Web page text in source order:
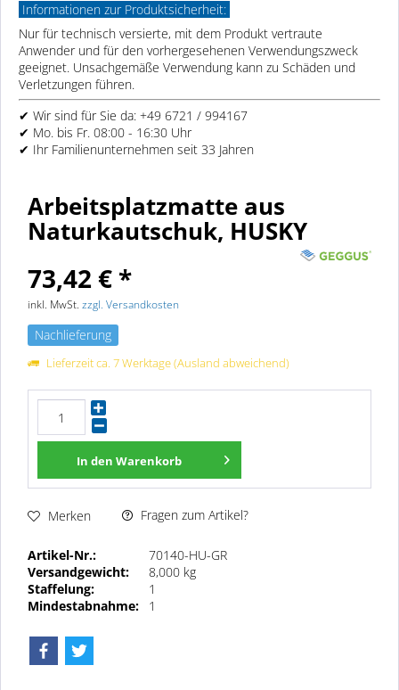
Informationen zur Produktsicherheit:
Nur für technisch versierte, mit dem Produkt vertraute
Anwender und für den vorhergesehenen Verwendungszweck
geeignet. Unsachgemäße Verwendung kann zu Schäden und
Verletzungen führen.
✔ Wir sind für Sie da: +49 6721 / 994167
✔ Mo. bis Fr. 08:00 - 16:30 Uhr
✔ Ihr Familienunternehmen seit 33 Jahren
Arbeitsplatzmatte aus
Naturkautschuk, HUSKY
73,42 € *
inkl. MwSt. zzgl. Versandkosten
Nachlieferung
Lieferzeit ca. 7 Werktage (Ausland abweichend)
In den Warenkorb
Merken Fragen zum Artikel?
Artikel-Nr.:
70140-HU-GR
Versandgewicht:
8,000 kg
Staffelung:
1
Mindestabnahme:
1